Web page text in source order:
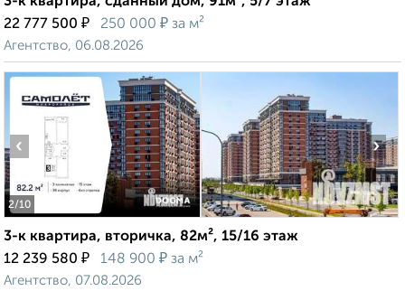
22 777 500 ₽ 250 000 ₽ за м²
Агентство, 06.08.2026
2/10
‹ ›
3-к квартира, вторичка, 82м², 15/16 этаж
12 239 580 ₽ 148 900 ₽ за м²
Агентство, 07.08.2026